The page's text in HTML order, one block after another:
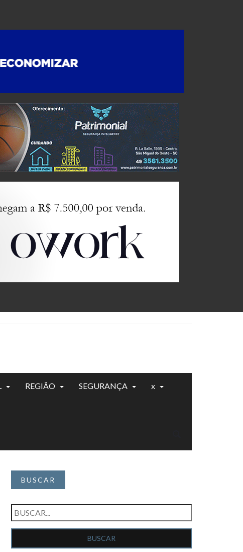
REGIÃO SEGURANÇA x
BUSCAR